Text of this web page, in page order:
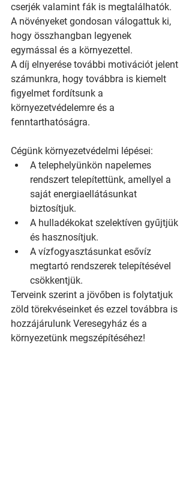
cserjék valamint fák is megtalálhatók.
A növényeket gondosan válogattuk ki,
hogy összhangban legyenek
egymással és a környezettel.
A díj elnyerése további motivációt jelent
számunkra, hogy továbbra is kiemelt
figyelmet fordítsunk a
környezetvédelemre és a
fenntarthatóságra.
Cégünk környezetvédelmi lépései:
A telephelyünkön napelemes
rendszert telepítettünk, amellyel a
saját energiaellátásunkat
biztosítjuk.
A hulladékokat szelektíven gyűjtjük
és hasznosítjuk.
A vízfogyasztásunkat esővíz
megtartó rendszerek telepítésével
csökkentjük.
Terveink szerint a jövőben is folytatjuk
zöld törekvéseinket és ezzel továbbra is
hozzájárulunk Veresegyház és a
környezetünk megszépítéséhez!